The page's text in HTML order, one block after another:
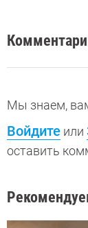
Мы знаем,
Войдите или
оставить